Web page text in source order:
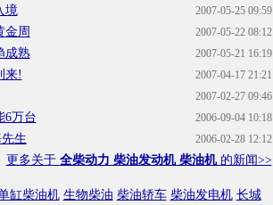
2007-05-25 09:59
境
2007-05-22 08:12
金周
2007-05-21 16:19
成熟
2007-04-17 21:21
来!
2007-02-27 09:46
2006-09-04 10:18
6万台
2006-02-28 12:12
生
更多关于 全柴动力 柴油发动机 柴油机的新闻>>
缸柴油机 生物柴油 柴油轿车 柴油发电机 长城